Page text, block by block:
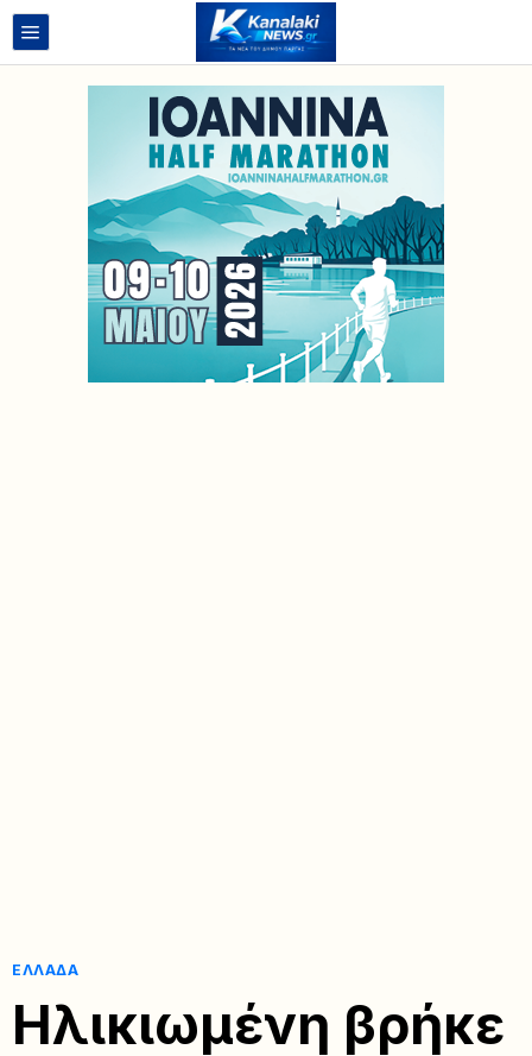
ΕΛΛΆΔΑ
Ηλικιωμένη βρήκε